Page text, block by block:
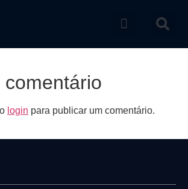
comentário
login para publicar um comentário.